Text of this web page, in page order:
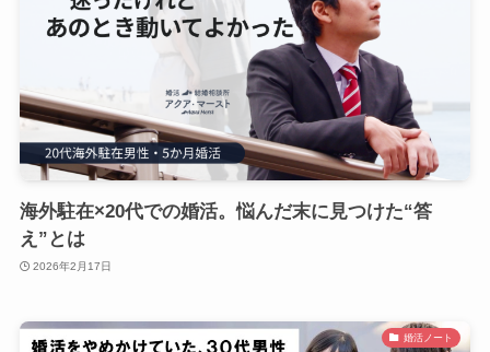
海外駐在×20代での婚活。悩んだ末に見つけた“答
え”とは
2026年2月17日
婚活ノート